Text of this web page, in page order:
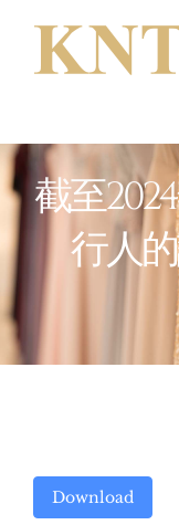
截至
行人
Download